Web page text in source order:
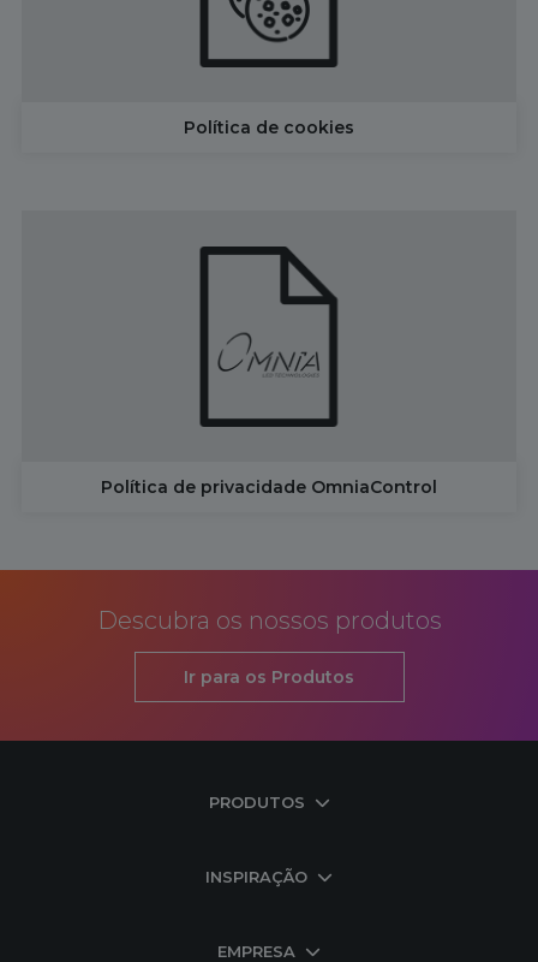
Política de cookies
Política de privacidade OmniaControl
Descubra os nossos produtos
Ir para os Produtos
PRODUTOS
INSPIRAÇÃO
EMPRESA